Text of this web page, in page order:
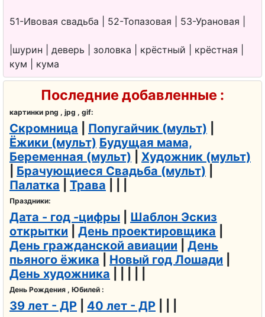
51-Ивовая свадьба | 52-Топазовая | 53-Урановая |
|шурин | деверь | золовка | крёстный | крёстная |
кум | кума
Последние добавленные :
картинки png , jpg , gif:
Скромница Попугайчик (мульт)
Ёжики (мульт) Будущая мама,
Беременная (мульт)
Художник (мульт)
Брачующиеся Свадьба (мульт)
Палатка
Трава
Праздники:
Дата - год -цифры
Шаблон Эскиз
открытки
День проектировщика
День гражданской авиации
День
пьяного ёжика
Новый год Лошади
День художника
День Рождения , Юбилей :
39 лет - ДР 40 лет - ДР